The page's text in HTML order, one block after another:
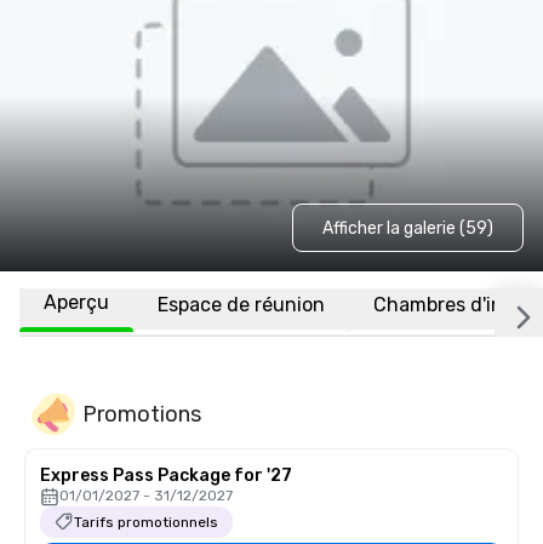
Afficher la galerie (59)
Aperçu Espace de réunion Chambres
Promotions
Express Pass Package for '27
01/01/2027 - 31/12/2027
Tarifs promotionnels